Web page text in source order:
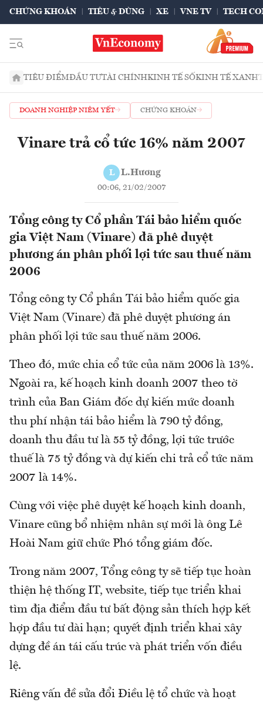
CHỨNG KHOÁN TIÊU & DÙNG XE VNE TV TECH
TIÊU ĐIỂMĐẦU TƯTÀI CHÍNHKINH TẾ SỐKINH TẾ XANH
DOANH NGHIỆP NIÊM YẾT CHỨNG KHOÁN
Vinare trả cổ tức 16% năm 2007
L L.Hương
00:06, 21/02/2007
Tổng công ty Cổ phần Tái bảo hiểm quốc
gia Việt Nam (Vinare) đã phê duyệt
phương án phân phối lợi tức sau thuế năm
2006
Tổng công ty Cổ phần Tái bảo hiểm quốc gia
Việt Nam (Vinare) đã phê duyệt phương án
phân phối lợi tức sau thuế năm 2006.
Theo đó, mức chia cổ tức của năm 2006 là 13%.
Ngoài ra, kế hoạch kinh doanh 2007 theo tờ
trình của Ban Giám đốc dự kiến mức doanh
thu phí nhận tái bảo hiểm là 790 tỷ đồng,
doanh thu đầu tư là 55 tỷ đồng, lợi tức trước
thuế là 75 tỷ đồng và dự kiến chi trả cổ tức năm
2007 là 14%.
Cùng với việc phê duyệt kế hoạch kinh doanh,
Vinare cũng bổ nhiệm nhân sự mới là ông Lê
Hoài Nam giữ chức Phó tổng giám đốc.
Trong năm 2007, Tổng công ty sẽ tiếp tục hoàn
thiện hệ thống IT, website, tiếp tục triển khai
tìm địa điểm đầu tư bất động sản thích hợp kết
hợp đầu tư dài hạn; quyết định triển khai xây
dựng đề án tái cấu trúc và phát triển vốn điều
lệ.
Riêng vấn đề sửa đổi Điều lệ tổ chức và hoạt